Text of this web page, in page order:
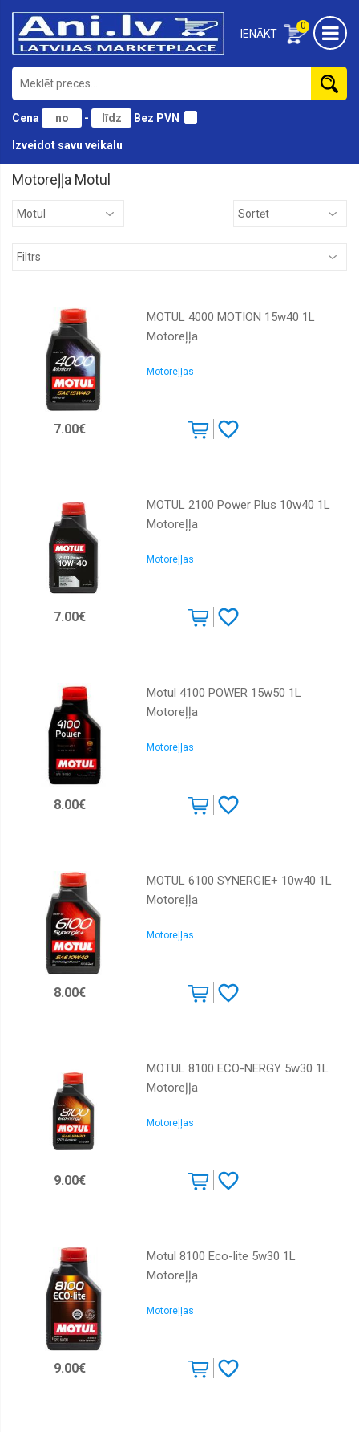
0
IENĀKT
Cena - Bez PVN
Izveidot savu veikalu
ELF
Fuchs
Meguin
Mercedes
Mobil
Motorex
Motul
Repsol
Shell
Total
Toyota
Motoreļļa Motul
MOTUL 4000 MOTION 15w40 1L
Motoreļļa
Motoreļļas
7.00€
MOTUL 2100 Power Plus 10w40 1L
Motoreļļa
Motoreļļas
7.00€
Motul 4100 POWER 15w50 1L
Motoreļļa
Motoreļļas
8.00€
MOTUL 6100 SYNERGIE+ 10w40 1L
Motoreļļa
Motoreļļas
8.00€
MOTUL 8100 ECO-NERGY 5w30 1L
Motoreļļa
Motoreļļas
9.00€
Motul 8100 Eco-lite 5w30 1L
Motoreļļa
Motoreļļas
9.00€